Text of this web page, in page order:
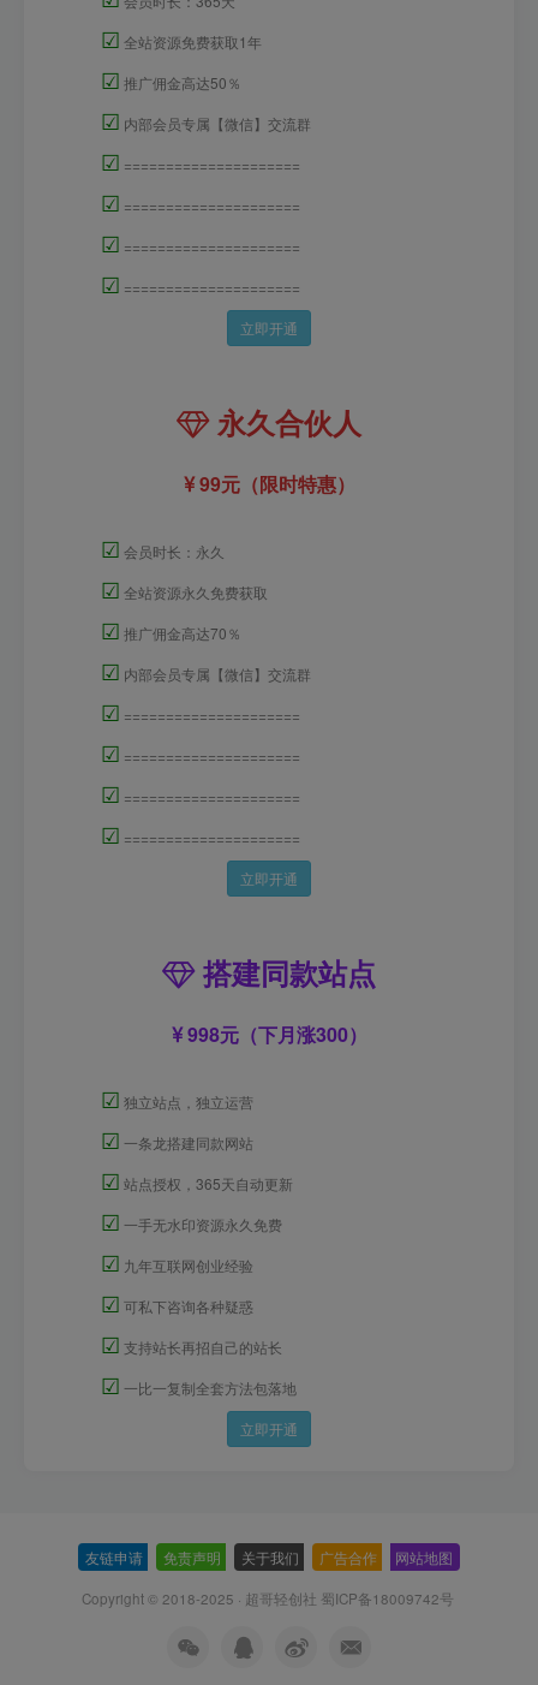
☑ 全站资源免费获取1年
☑ 推广佣金高达50％
☑ 内部会员专属【微信】交流群
☑ =====================
☑ =====================
☑ =====================
☑ =====================
立即开通
永久合伙人
99元（限时特惠）
☑ 会员时长：永久
☑ 全站资源永久免费获取
☑ 推广佣金高达70％
☑ 内部会员专属【微信】交流群
☑ =====================
☑ =====================
☑ =====================
☑ =====================
立即开通
搭建同款站点
998元（下月涨300）
☑ 独立站点，独立运营
☑ 一条龙搭建同款网站
☑ 站点授权，365天自动更新
☑ 一手无水印资源永久免费
☑ 九年互联网创业经验
☑ 可私下咨询各种疑惑
☑ 支持站长再招自己的站长
☑ 一比一复制全套方法包落地
立即开通
友链申请 免责声明 关于我们 广告合作 网站地图
Copyright © 2018-2025 · 超哥轻创社 蜀ICP备18009742号